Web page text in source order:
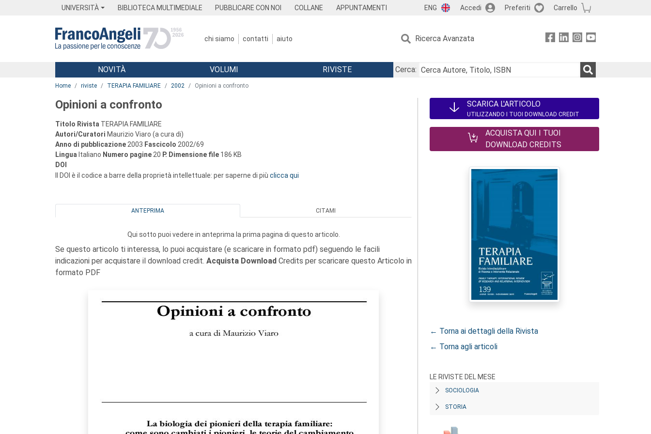
UNIVERSITÀ BIBLIOTECA MULTIMEDIALE PUBBLICARE CON NOI COLLANE APPUNTAMENTI ENG Accedi Preferiti Carrello
chi siamo contatti aiuto Ricerca Avanzata
Menu
NOVITÀ VOLUMI RIVISTE
Cerca:
Home riviste TERAPIA FAMILIARE 2002 Opinioni a confronto
Opinioni a confronto
Titolo Rivista TERAPIA FAMILIARE
Autori/Curatori Maurizio Viaro (a cura di)
Anno di pubblicazione 2003 Fascicolo 2002/69
Lingua Italiano Numero pagine 20 P. Dimensione file 186 KB
DOI
Il DOI è il codice a barre della proprietà intellettuale: per saperne di più clicca qui
ANTEPRIMA CITAMI
Qui sotto puoi vedere in anteprima la prima pagina di questo articolo.
Se questo articolo ti interessa, lo puoi acquistare (e scaricare in formato pdf) seguendo le facili
indicazioni per acquistare il download credit. Acquista Download Credits per scaricare questo Articolo in
formato PDF
SCARICA L'ARTICOLO
UTILIZZANDO I TUOI DOWNLOAD CREDIT
ACQUISTA QUI I TUOI
DOWNLOAD CREDITS
← Torna ai dettagli della Rivista
← Torna agli articoli
LE RIVISTE DEL MESE
SOCIOLOGIA
STORIA